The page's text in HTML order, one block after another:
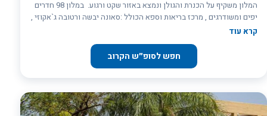
המלון משקיף על הכנרת והגולן ונמצא באזור שקט ורגוע. במלון 98 חדרים
יפים ומשודרגים , מרכז בריאות וספא הכולל :סאונה יבשה ורטובה ג`אקוזי ,
חדר כושר, מרפסות שיזוף וחדרי טיפולים , בריכת שחיה הפועלת בעונה ,
בריכה מחודשת, כולל בריכת ילדים.
קרא עוד
חפש לסופ״ש הקרוב